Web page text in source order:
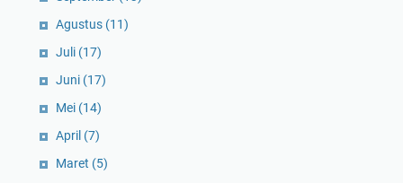
Agustus (11)
Juli (17)
Juni (17)
Mei (14)
April (7)
Maret (5)